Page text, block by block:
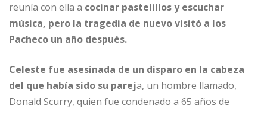
reunía con ella a cocinar pastelillos y escuchar
música, pero la tragedia de nuevo visitó a los
Pacheco un año después.
Celeste fue asesinada de un disparo en la cabeza
del que había sido su pareja, un hombre llamado,
Donald Scurry, quien fue condenado a 65 años de